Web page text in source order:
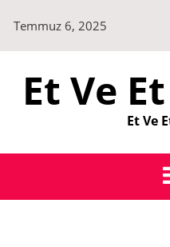
content
Temmuz 6, 2025
Et Ve
Et Ve